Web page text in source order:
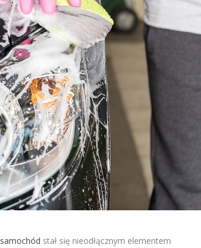
samochód stał się nieodłącznym elementem